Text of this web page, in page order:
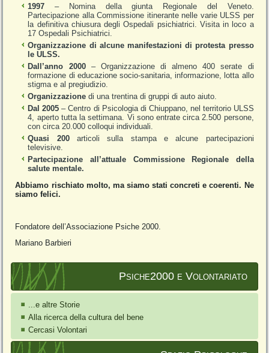
1997 – Nomina della giunta Regionale del Veneto.
Partecipazione alla Commissione itinerante nelle varie ULSS per
la definitiva chiusura degli Ospedali psichiatrici. Visita in loco a
17 Ospedali Psichiatrici.
Organizzazione di alcune manifestazioni di protesta presso
le ULSS.
Dall’anno 2000– Organizzazione di almeno 400 serate di
formazione di educazione socio-sanitaria, informazione, lotta allo
stigma e al pregiudizio.
Organizzazione di una trentina di gruppi di auto aiuto.
Dal 2005 – Centro di Psicologia di Chiuppano, nel territorio ULSS
4, aperto tutta la settimana. Vi sono entrate circa 2.500 persone,
con circa 20.000 colloqui individuali.
Quasi 200articoli sulla stampa e alcune partecipazioni
televisive.
Partecipazione all’attuale Commissione Regionale della
salute mentale.
Abbiamo rischiato molto, ma siamo stati concreti e coerenti. Ne
siamo felici.
Fondatore dell’Associazione Psiche 2000.
Mariano Barbieri
Psiche2000 e Volontariato
...e altre Storie
Alla ricerca della cultura del bene
Cercasi Volontari